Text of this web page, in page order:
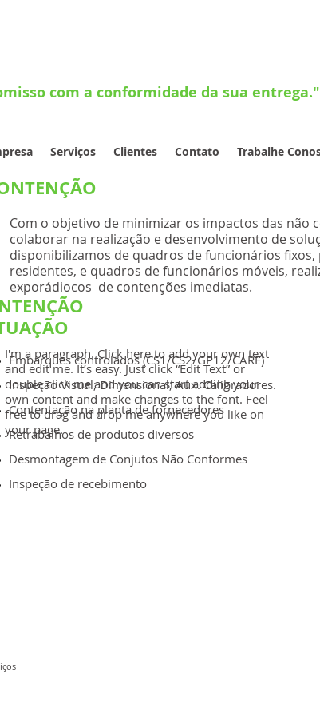
com a conformidade da sua entrega."
Serviços Clientes Contato Trabalhe
I'm a paragraph. Click here to add your own text
and edit me. It’s easy. Just click “Edit Text” or
double click me and you can start adding your
own content and make changes to the font. Feel
free to drag and drop me anywhere you like on
your page.
Com o objetivo de minimizar os impactos das não
colaborar na realização e desenvolvimento de
disponibilizamos de quadros de funcionários
residentes, e quadros de funcionários móveis,
exporádiocos de contenções imediatas.
Embarques controlados (CS1/CS2/GP12/CARE)
Inspeção Visual; Dimensional; Aux. Calibradores.
Contentação na planta de fornecedores
Retrabalhos de produtos diversos
Desmontagem de Conjutos Não Conformes
Inspeção de recebimento